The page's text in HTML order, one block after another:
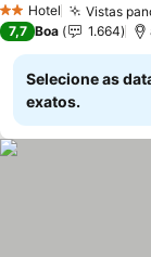
2 Estrelas
Hotel Vistas
7,7 Boa 1.664
Selecione as
exatos.